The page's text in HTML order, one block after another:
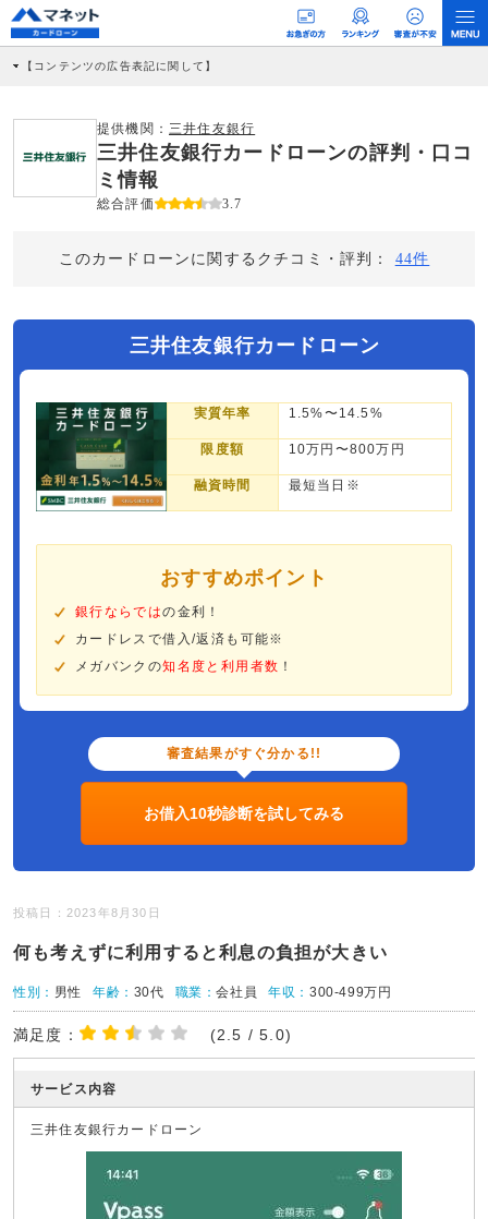
【コンテンツの広告表記に関して】
社に対して企業から紹介報酬が支払われるという収益モデルです。 ただし、特定の
商品を根拠なくPRするものではなく、当編集部の調査／ユーザーへの口コミ収集な
どに基づき、公平性を担保した情報提供を行っています。
提供機関： 三井住友銀行
三井住友銀行カードローンの評判・口コ
ミ情報
総合評価 3.7
このカードローンに関するクチコミ・評判： 44件
三井住友銀行カードローン
実質年率 1.5%〜14.5%
限度額 10万円〜800万円
融資時間 最短当日※
おすすめポイント
銀行ならではの金利！
カードレスで借入/返済も可能※
メガバンクの知名度と利用者数 ！
審査結果がすぐ分かる!!
お借入10秒診断を試してみる
投稿日：2023年8月30日
何も考えずに利用すると利息の負担が大きい
性別： 男性 年齢： 30代 職業：会社員 年収：300-499万円
満足度： (2.5 / 5.0)
サービス内容
三井住友銀行カードローン